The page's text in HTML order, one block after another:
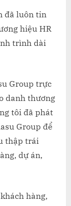
đã luôn tin
hiệu HR
trình dài
Group trực
danh thương
tôi đã phát
Group để
thập trái
dự án,
hàng,